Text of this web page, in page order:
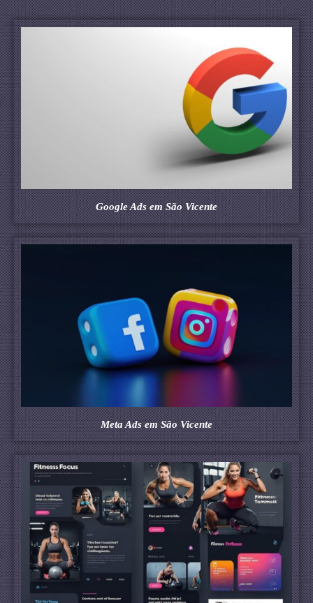
Google Ads em São Vicente
Meta Ads em São Vicente